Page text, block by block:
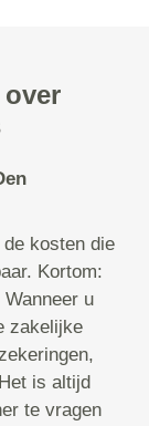
kosten die
Kortom:
u
zakelijke
is altijd
te vragen